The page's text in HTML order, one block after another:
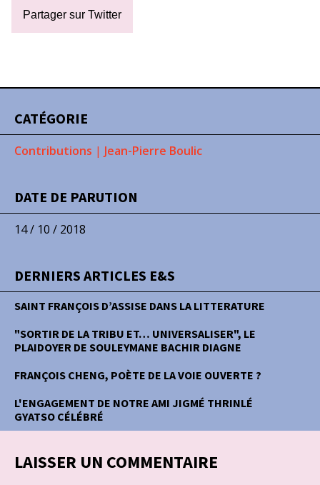
CATÉGORIE
Contributions | Jean-Pierre Boulic
DATE DE PARUTION
14 / 10 / 2018
DERNIERS ARTICLES E&S
SAINT FRANÇOIS D’ASSISE DANS LA LITTERATURE
"SORTIR DE LA TRIBU ET… UNIVERSALISER", LE
PLAIDOYER DE SOULEYMANE BACHIR DIAGNE
FRANÇOIS CHENG, POÈTE DE LA VOIE OUVERTE ?
L'ENGAGEMENT DE NOTRE AMI JIGMÉ THRINLÉ
GYATSO CÉLÉBRÉ
LAISSER UN COMMENTAIRE
Partager sur Twitter